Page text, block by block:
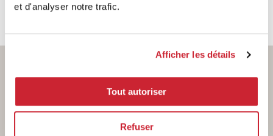
et d'analyser notre trafic.
Afficher les détails
Tout autoriser
Refuser
Infolettre